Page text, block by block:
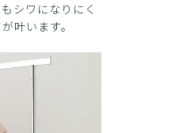
シワになりにく
叶います。